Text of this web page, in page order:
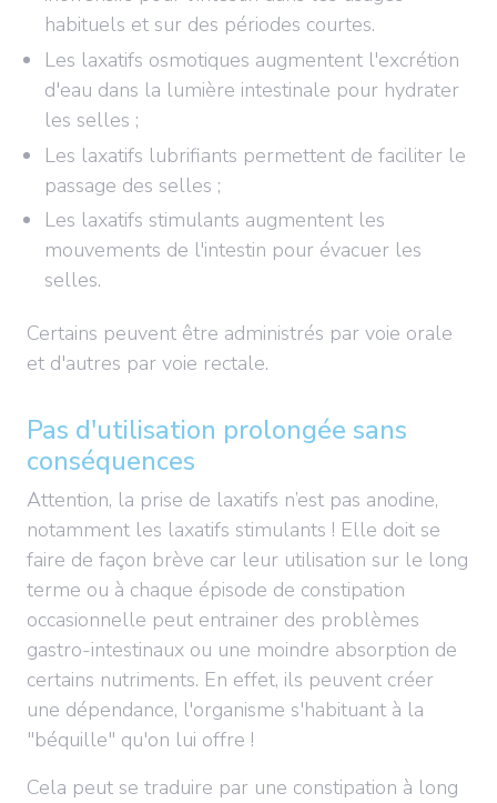
habituels et sur des périodes courtes.
Les laxatifs osmotiques augmentent l'excrétion
d'eau dans la lumière intestinale pour hydrater
les selles ;
Les laxatifs lubrifiants permettent de faciliter le
passage des selles ;
Les laxatifs stimulants augmentent les
mouvements de l'intestin pour évacuer les
selles.
Certains peuvent être administrés par voie orale
et d'autres par voie rectale.
Pas d'utilisation prolongée sans
conséquences
Attention, la prise de laxatifs n’est pas anodine,
notamment les laxatifs stimulants ! Elle doit se
faire de façon brève car leur utilisation sur le long
terme ou à chaque épisode de constipation
occasionnelle peut entrainer des problèmes
gastro-intestinaux ou une moindre absorption de
certains nutriments. En effet, ils peuvent créer
une dépendance, l'organisme s'habituant à la
"béquille" qu'on lui offre !
Cela peut se traduire par une constipation à long